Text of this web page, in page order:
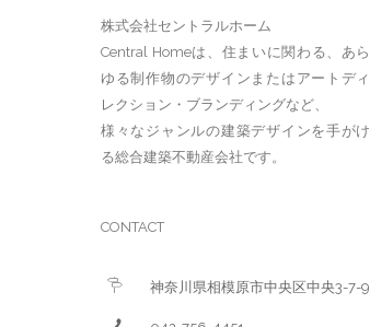
株式会社セントラルホーム
Central Homeは、住まいに関わる、あら
ゆる制作物のデザインまたはアートディ
レクション・ブランディングなど、
様々なジャンルの建築デザインを手がけ
る総合建築不動産会社です。
CONTACT
神奈川県相模原市中央区中央3-7-9